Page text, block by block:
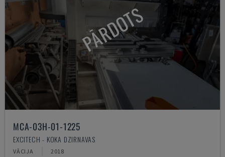
PĀRDOTS
MCA-03H-01-1225
EXCITECH - KOKA DZIRNAVAS
VĀCIJA 2018